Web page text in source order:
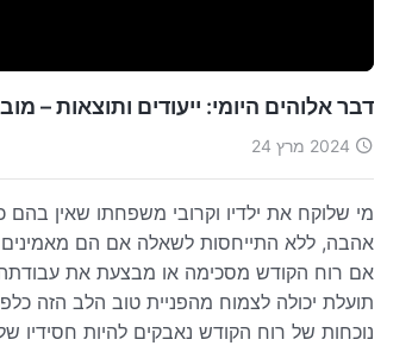
דבר אלוהים היומי: ייעודים ותוצאות – מובאה
2024 מרץ 24
מי שלוקח את ילדיו וקרובי משפחתו שאין בהם
אהבה, ללא התייחסות לשאלה אם הם מאמינים
אם רוח הקודש מסכימה או מבצעת את עבודתה
תועלת יכולה לצמוח מהפניית טוב הלב הזה
נוכחות של רוח הקודש נאבקים להיות חסידיו